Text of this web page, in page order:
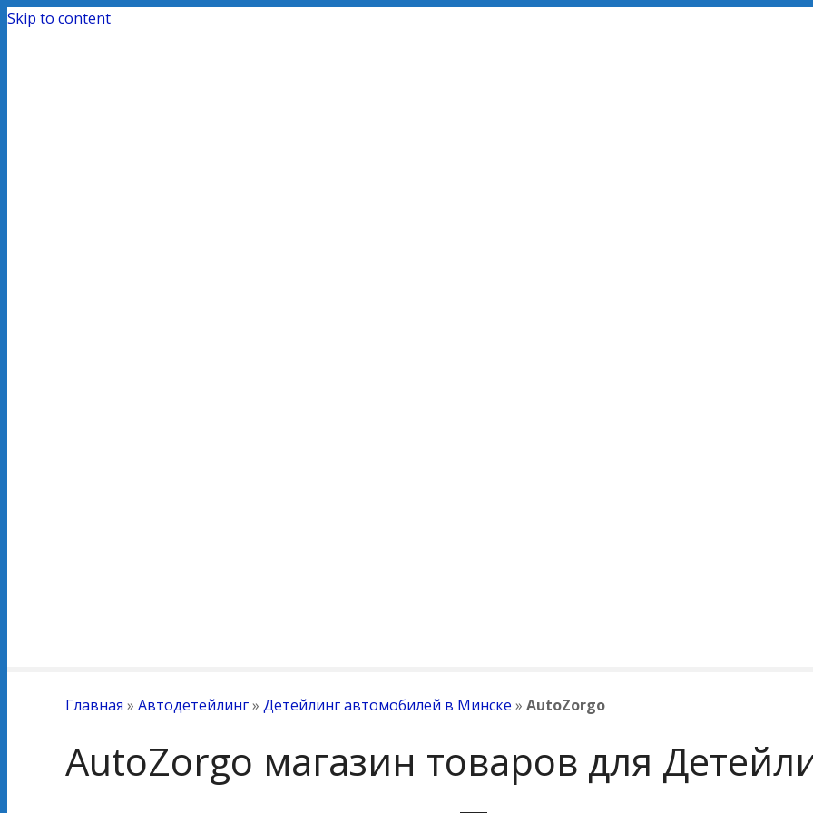
Skip to content
Главная » Автодетейлинг» Детейлинг автомобилей в Минске » AutoZorgo
AutoZorgo магазин товаров для